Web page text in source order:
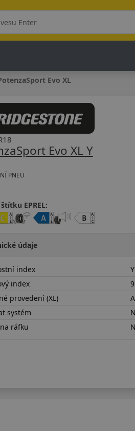
Evo XL
Evo XL Y
PNEU
EPREL:
údaje
index
index
provedení (XL)
systém
ráfku